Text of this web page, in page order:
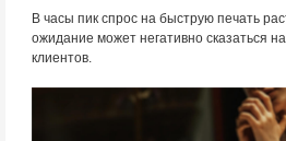
В часы пик спрос на быструю печать
ожидание может негативно сказаться
клиентов.